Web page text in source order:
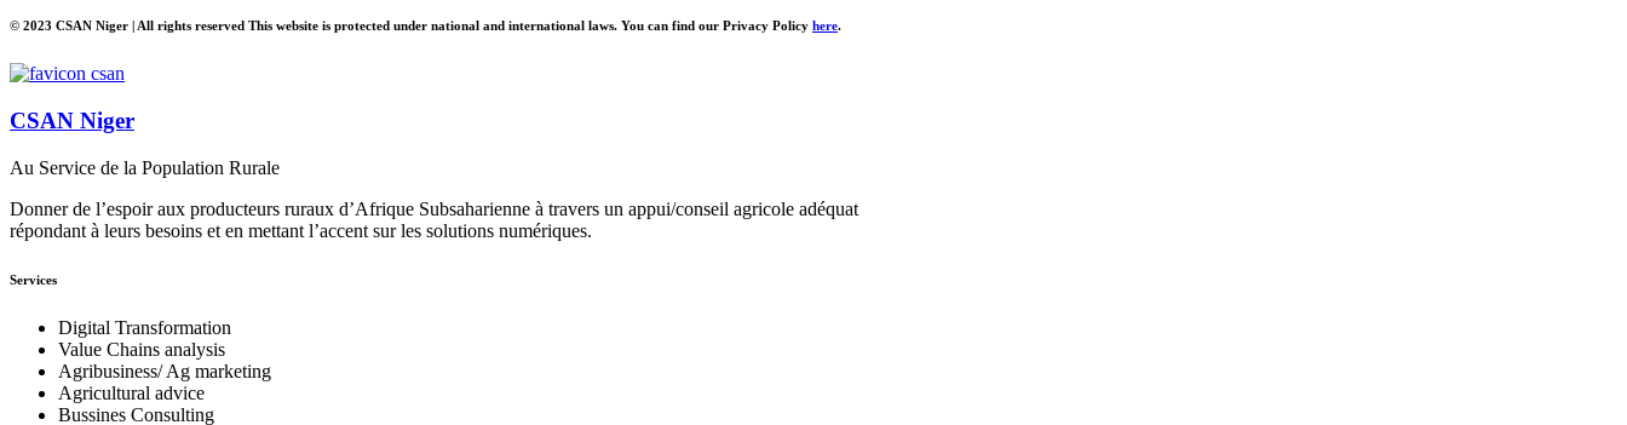
© 2023 CSAN Niger | All rights reserved This website is protected under national and international laws. You can find our Privacy Policy here.
CSAN Niger
Au Service de la Population Rurale
Donner de l’espoir aux producteurs ruraux d’Afrique Subsaharienne à travers un appui/conseil agricole adéquat
répondant à leurs besoins et en mettant l’accent sur les solutions numériques.
Services
Digital Transformation
Value Chains analysis
Agribusiness/ Ag marketing
Agricultural advice
Bussines Consulting